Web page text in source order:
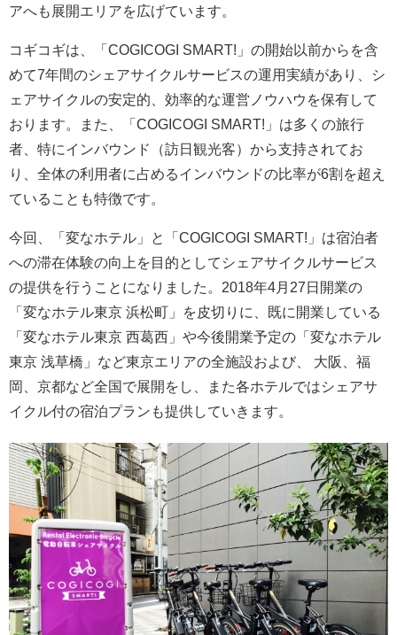
アへも展開エリアを広げています。
コギコギは、「COGICOGI SMART!」の開始以前からを含
めて7年間のシェアサイクルサービスの運用実績があり、シ
ェアサイクルの安定的、効率的な運営ノウハウを保有して
おります。また、「COGICOGI SMART!」は多くの旅行
者、特にインバウンド（訪日観光客）から支持されてお
り、全体の利用者に占めるインバウンドの比率が6割を超え
ていることも特徴です。
今回、「変なホテル」と「COGICOGI SMART!」は宿泊者
への滞在体験の向上を目的としてシェアサイクルサービス
の提供を行うことになりました。2018年4月27日開業の
「変なホテル東京 浜松町」を皮切りに、既に開業している
「変なホテル東京 西葛西」や今後開業予定の「変なホテル
東京 浅草橋」など東京エリアの全施設および、 大阪、福
岡、京都など全国で展開をし、また各ホテルではシェアサ
イクル付の宿泊プランも提供していきます。